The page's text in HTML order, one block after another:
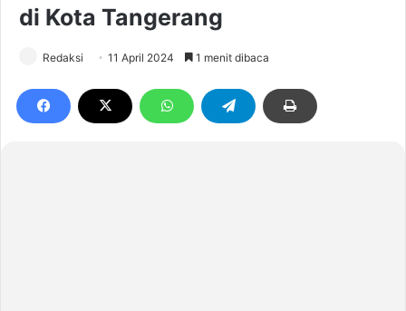
di Kota Tangerang
Redaksi 11 April 2024 1 menit dibaca